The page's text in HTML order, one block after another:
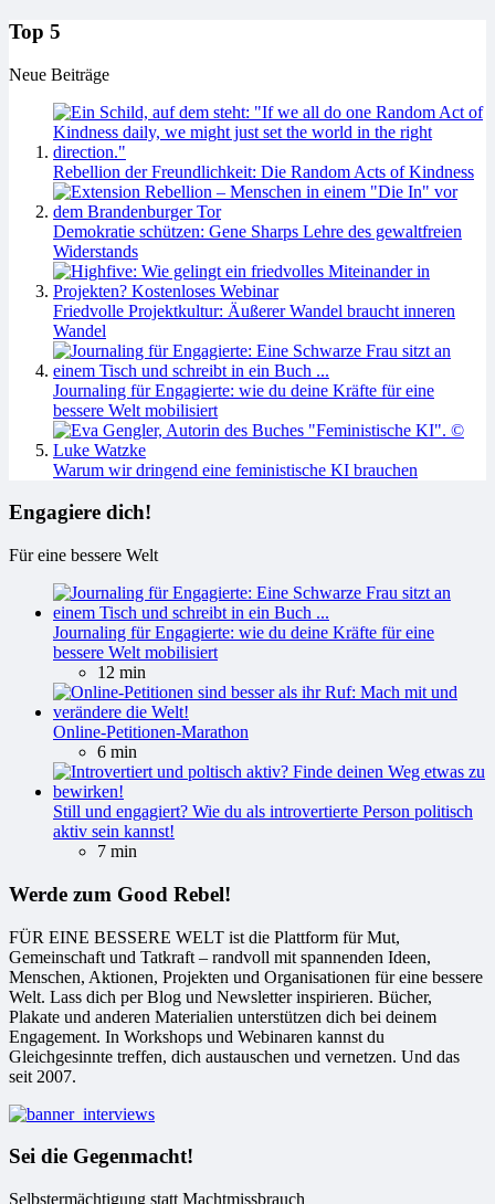
Top 5
Neue Beiträge
Rebellion der Freundlichkeit: Die Random Acts of Kindness
Demokratie schützen: Gene Sharps Lehre des gewaltfreien
Widerstands
Friedvolle Projektkultur: Äußerer Wandel braucht inneren
Wandel
Journaling für Engagierte: wie du deine Kräfte für eine
bessere Welt mobilisiert
Warum wir dringend eine feministische KI brauchen
Engagiere dich!
Für eine bessere Welt
Journaling für Engagierte: wie du deine Kräfte für eine
bessere Welt mobilisiert
12 min
Online-Petitionen-Marathon
6 min
Still und engagiert? Wie du als introvertierte Person politisch
aktiv sein kannst!
7 min
Werde zum Good Rebel!
FÜR EINE BESSERE WELT ist die Plattform für Mut,
Gemeinschaft und Tatkraft – randvoll mit spannenden Ideen,
Menschen, Aktionen, Projekten und Organisationen für eine bessere
Welt. Lass dich per Blog und Newsletter inspirieren. Bücher,
Plakate und anderen Materialien unterstützen dich bei deinem
Engagement. In Workshops und Webinaren kannst du
Gleichgesinnte treffen, dich austauschen und vernetzen. Und das
seit 2007.
Sei die Gegenmacht!
Selbstermächtigung statt Machtmissbrauch